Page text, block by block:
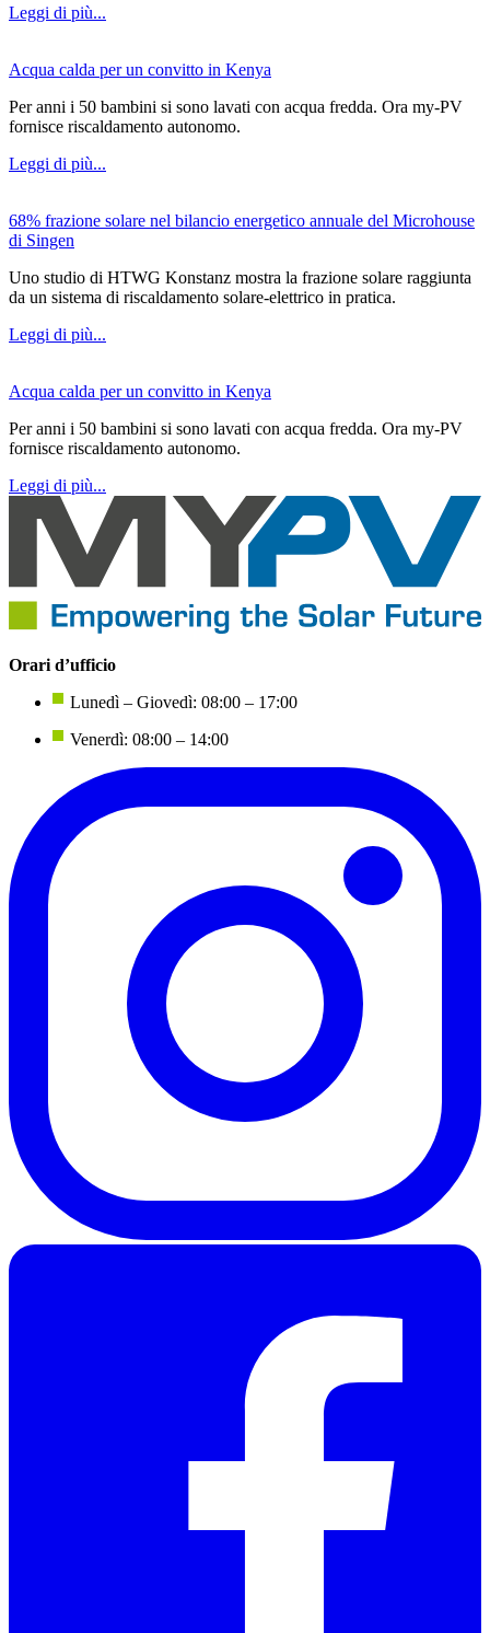
Leggi di più...
Acqua calda per un convitto in Kenya
Per anni i 50 bambini si sono lavati con acqua fredda. Ora my-PV
fornisce riscaldamento autonomo.
Leggi di più...
68% frazione solare nel bilancio energetico annuale del Microhouse
di Singen
Uno studio di HTWG Konstanz mostra la frazione solare raggiunta
da un sistema di riscaldamento solare-elettrico in pratica.
Leggi di più...
Acqua calda per un convitto in Kenya
Per anni i 50 bambini si sono lavati con acqua fredda. Ora my-PV
fornisce riscaldamento autonomo.
Leggi di più...
Orari d’ufficio
Lunedì – Giovedì: 08:00 – 17:00
Venerdì: 08:00 – 14:00